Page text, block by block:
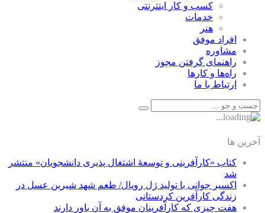
كسب و كار اينترنتی
خدمات
هنر
افراد موفق
مشاوره
راهنمای گرفتن مجوز
راه‌ها و كارها
ارتباط با ما
آخرین ها
کتاب «کارآفرینی و توسعۀ اشتغال پذیری دانشجویان» منتشر
شد
اکسیر جوانی با تولید ژل رویال/ طعم شهد شیرین عسل‌ در
زندگی کارآفرین کردستانی
هفت چیزی که کارآفرینان موفق به آن باور دارند